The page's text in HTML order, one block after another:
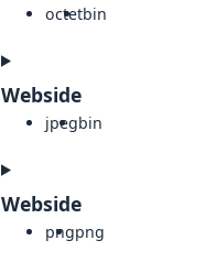
octetbin
Webside
jpegbin
Webside
pngpng